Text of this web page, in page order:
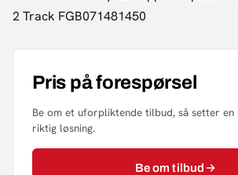
2 Track FGB071481450
Pris på forespørsel
Be om et uforpliktende tilbud, så setter
riktig løsning.
Be om tilbud